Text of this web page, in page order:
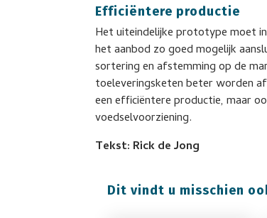
Efficiëntere productie
Het uiteindelijke prototype moet
het aanbod zo goed mogelijk
sortering en afstemming op de
toeleveringsketen beter worden
een efficiëntere productie, maar
voedselvoorziening.
Tekst: Rick de Jong
Dit vindt u misschien